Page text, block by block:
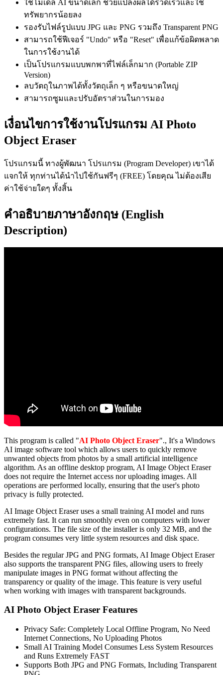
ใช้โมเดล AI ขนาดเล็ก ช่วยแปลงผลได้รวดเร็วและใช้
ทรัพยากรน้อยลง
รองรับไฟล์รูปแบบ JPG และ PNG รวมถึง Transparent PNG
สามารถใช้ฟีเจอร์ "Undo" หรือ "Reset" เพื่อแก้ข้อผิดพลาด
ในการใช้งานได้
เป็นโปรแกรมแบบพกพาที่ไฟล์เล็กมาก (Portable ZIP
Version)
ลบวัตถุในภาพได้ทั้งวัตถุเล็ก ๆ หรือขนาดใหญ่
สามารถซูมและปรับอัตราส่วนในการมอง
เงื่อนไขการใช้งานโปรแกรม AI Photo
Object Eraser
โปรแกรมนี้ ทางผู้พัฒนา โปรแกรม (Program Developer) เขาได้
แจกให้ ทุกท่านได้นำไปใช้กันฟรีๆ (FREE) โดยคุณ ไม่ต้องเสีย
ค่าใช้จ่ายใดๆ ทั้งสิ้น
คำอธิบายภาษาอังกฤษ (English
Description)
This program is called "AI Photo Object Eraser"., It's a Windows
AI image software tool which allows users to quickly remove
unwanted objects from photos by a small artificial intelligence
algorithm. As an offline desktop program, AI Image Object Eraser
does not require the Internet access nor uploading images. All
operations are performed locally, ensuring that the user's photo
privacy is fully protected.
AI Image Object Eraser uses a small training AI model and runs
extremely fast. It can run smoothly even on computers with lower
configurations. The file size of the installer is only 32 MB, and the
program consumes very little system resources and disk space.
Besides the regular JPG and PNG formats, AI Image Object Eraser
also supports the transparent PNG files, allowing users to freely
manipulate images in PNG format without affecting the
transparency or quality of the image. This feature is very useful
when working with images with transparent backgrounds.
AI Photo Object Eraser Features
Privacy Safe: Completely Local Offline Program, No Need
Internet Connections, No Uploading Photos
Small AI Training Model Consumes Less System Resources
and Runs Extremely FAST
Supports Both JPG and PNG Formats, Including Transparent